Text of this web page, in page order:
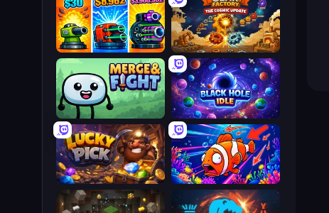
Gear Factory
Pumpkin Defense: Merge Cannon
Black Hole Idle
Merge & Fight
Fish Catch Idle
Lucky Pick